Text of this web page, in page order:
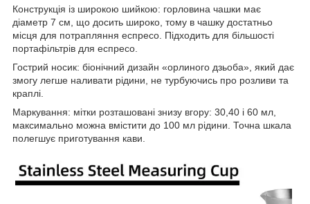
Конструкція із широкою шийкою: горловина чашки має
діаметр 7 см, що досить широко, тому в чашку достатньо
місця для потрапляння еспресо. Підходить для більшості
портафільтрів для еспресо.
Гострий носик: біонічний дизайн «орлиного дзьоба», який дає
змогу легше наливати рідини, не турбуючись про розливи та
краплі.
Маркування: мітки розташовані знизу вгору: 30,40 і 60 мл,
максимально можна вмістити до 100 мл рідини. Точна шкала
полегшує приготування кави.